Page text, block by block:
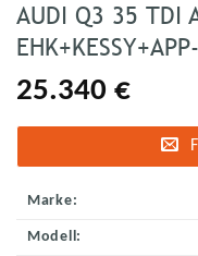
AUDI Q3 35 TDI
25.340 €
Marke:
Modell: